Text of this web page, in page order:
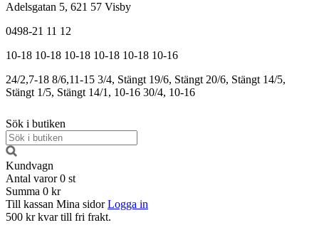
Adelsgatan 5, 621 57 Visby
0498-21 11 12
10-18 10-18 10-18 10-18 10-18 10-16
24/2,7-18 8/6,11-15 3/4, Stängt 19/6, Stängt 20/6, Stängt 14/5,
Stängt 1/5, Stängt 14/1, 10-16 30/4, 10-16
Sök i butiken
Kundvagn
Antal varor 0 st
Summa 0 kr
Till kassan Mina sidor Logga in
500 kr kvar till fri frakt.